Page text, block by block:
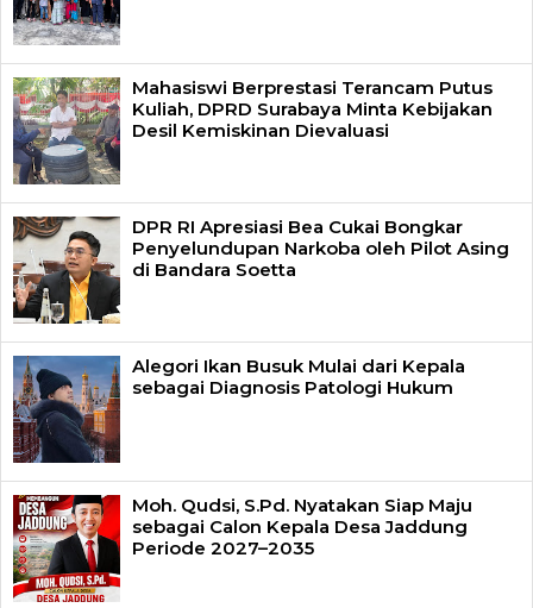
Mahasiswi Berprestasi Terancam Putus
Kuliah, DPRD Surabaya Minta Kebijakan
Desil Kemiskinan Dievaluasi
DPR RI Apresiasi Bea Cukai Bongkar
Penyelundupan Narkoba oleh Pilot Asing
di Bandara Soetta
Alegori Ikan Busuk Mulai dari Kepala
sebagai Diagnosis Patologi Hukum
Moh. Qudsi, S.Pd. Nyatakan Siap Maju
sebagai Calon Kepala Desa Jaddung
Periode 2027–2035